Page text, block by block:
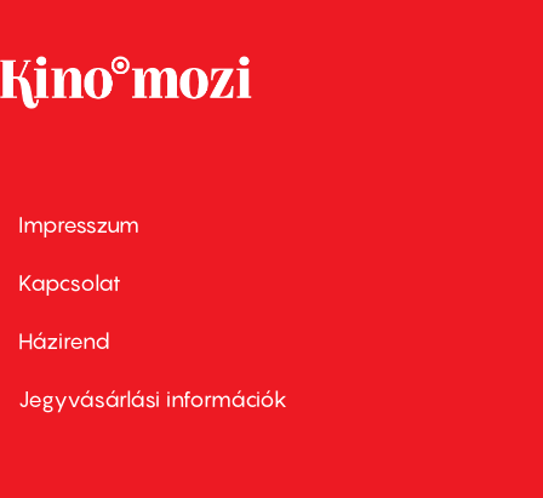
Footer
first
Impresszum
Kapcsolat
Footer
second
Házirend
Jegyvásárlási információk